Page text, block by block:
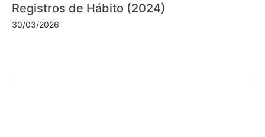
Registros de Hábito (2024)
30/03/2026